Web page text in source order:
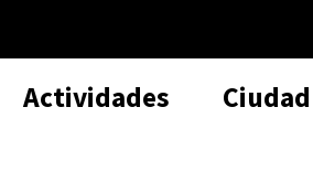
Actividades Ciudad